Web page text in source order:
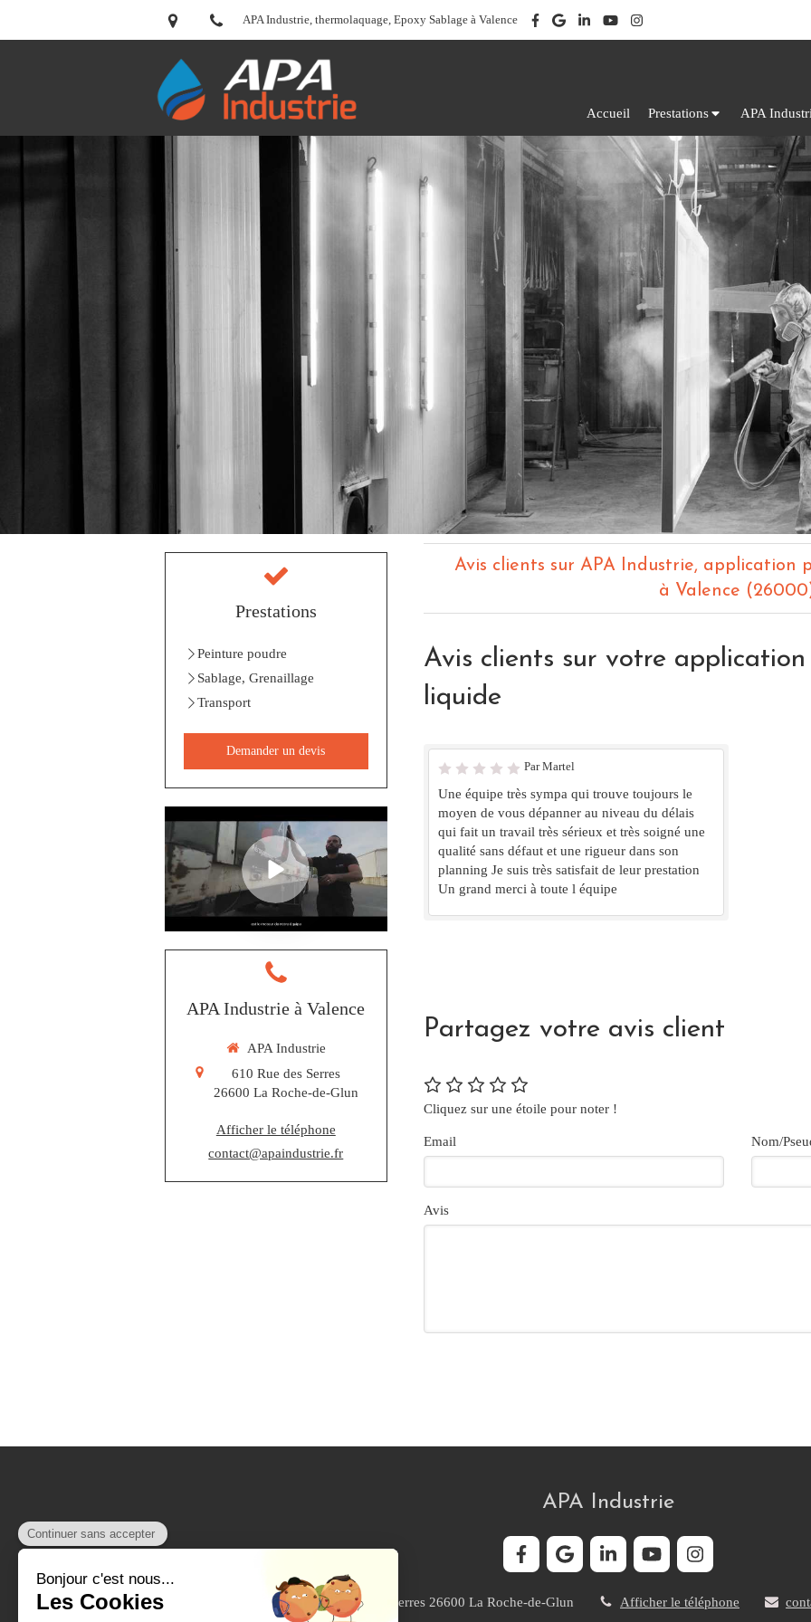
APA Industrie, thermolaquage, Epoxy Sablage à Valence
Accueil Prestations APA
Avis clients sur APA Industrie, application
à Valence
Avis clients sur votre
liquide
Par Martel
Une équipe très sympa qui trouve toujours le
moyen de vous dépanner au niveau du délais
qui fait un travail très sérieux et très soigné une
qualité sans défaut et une rigueur dans son
planning Je suis très satisfait de leur prestation
Un grand merci à toute l équipe
Partagez votre avis client
Cliquez sur une étoile pour noter !
Email Nom/
Avis
Prestations
Peinture poudre
Sablage, Grenaillage
Transport
Demander un devis
APA Industrie à Valence
APA Industrie
610 Rue des Serres
26600 La Roche-de-Glun
Afficher le téléphone
contact@apaindustrie.fr
APA Industrie
610 Rue des Serres 26600 La Roche-de-Glun Afficher le téléphone